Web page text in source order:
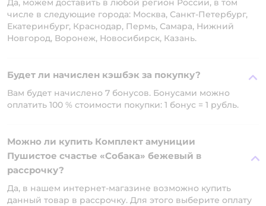
Да, можем доставить в любой регион России, в том
числе в следующие города: Москва, Санкт-Петербург,
Екатеринбург, Краснодар, Пермь, Самара, Нижний
Новгород, Воронеж, Новосибирск, Казань.
Будет ли начислен кэшбэк за покупку?
Вам будет начислено 7 бонусов. Бонусами можно
оплатить 100 % стоимости покупки: 1 бонус = 1 рубль.
Можно ли купить Комплект амуниции
Пушистое счастье «Собака» бежевый в
рассрочку?
Да, в нашем интернет-магазине возможно купить
данный товар в рассрочку. Для этого выберите оплату